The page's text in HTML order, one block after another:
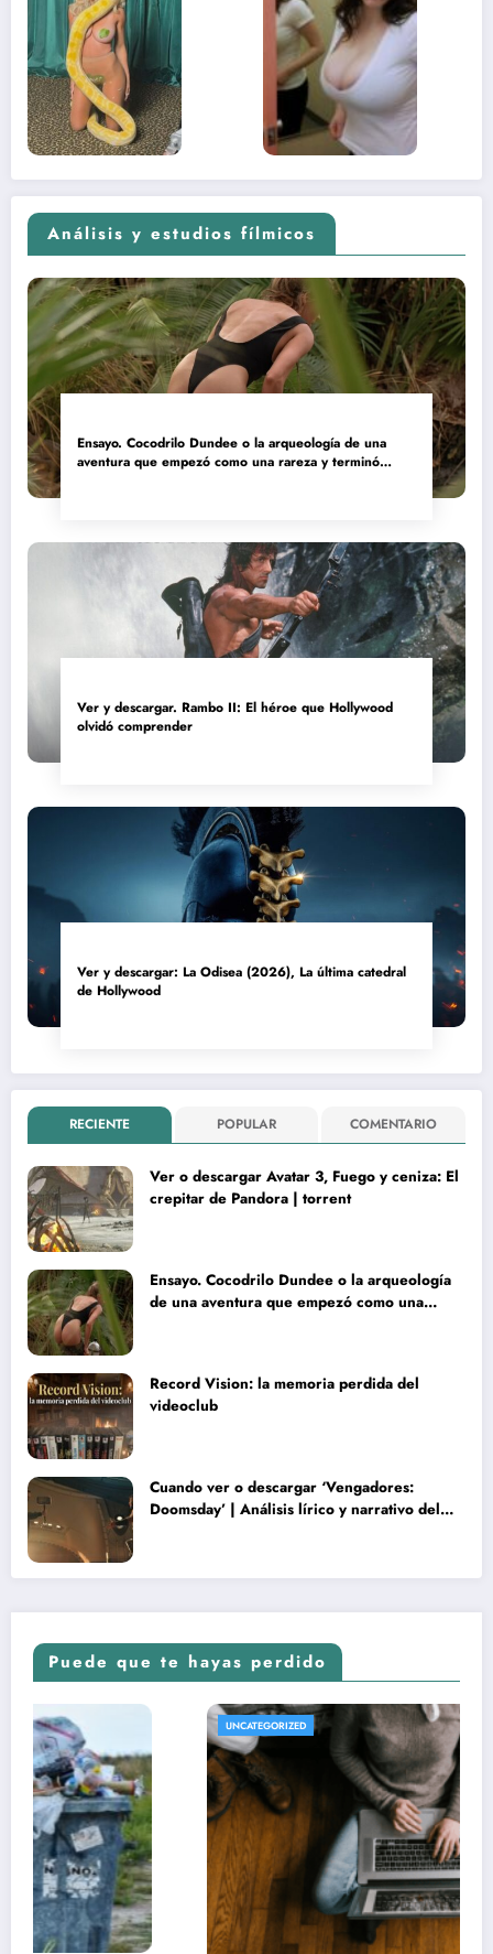
adolescente
Análisis y estudios fílmicos
Ensayo. Cocodrilo Dundee o la arqueología de una
aventura que empezó como una rareza y terminó
Ver y descargar. Rambo II: El héroe que Hollywood
olvidó comprender
Ver y descargar: La Odisea (2026), La última catedral
de Hollywood
RECIENTE POPULAR COMENTARIO
Ver o descargar Avatar 3, Fuego y ceniza: El
crepitar de Pandora | torrent
Ensayo. Cocodrilo Dundee o la arqueología
de una aventura que empezó como una
Record Vision: la memoria perdida del
videoclub
Cuando ver o descargar ‘Vengadores:
Doomsday’ | Análisis lírico y narrativo del
Puede que te hayas perdido
REVISTA DE CINE | NOTICIAS,
UNCATEGORIZED